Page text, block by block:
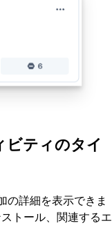
ビティのタイ
の詳細を表示できま
トール、関連するエ